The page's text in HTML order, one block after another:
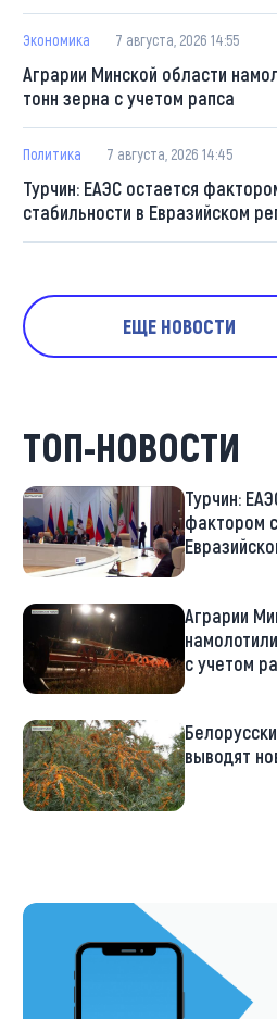
Экономика 7 августа, 2026 14:55
Аграрии Минской области
тонн зерна с учетом рапса
Политика 7 августа, 2026 14:45
Турчин: ЕАЭС остается
стабильности в Евразийском
ЕЩЕ НОВОСТИ
ТОП-НОВОСТИ
Турчин:
фактором
Аграрии
с учетом
выводят
https://t.me/minskctvby